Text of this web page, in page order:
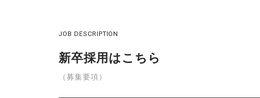
JOB DESCRIPTION
新卒採用はこちら
（募集要項）